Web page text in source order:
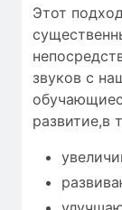
Этот
звуков с
развитие,в